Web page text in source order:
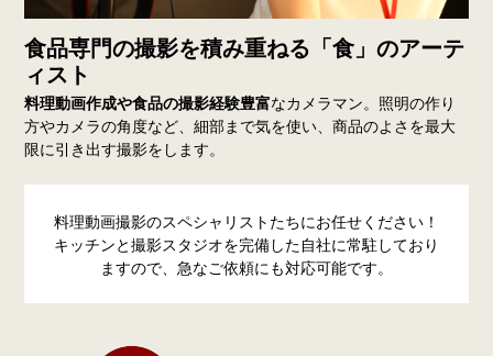
食品専門の撮影を積み重ねる「食」のアーテ
ィスト
料理動画作成や食品の撮影経験豊富なカメラマン。照明の作り
方やカメラの角度など、細部まで気を使い、商品のよさを最大
限に引き出す撮影をします。
料理動画撮影のスペシャリストたちにお任せください！
キッチンと撮影スタジオを完備した自社に常駐しており
ますので、急なご依頼にも対応可能です。